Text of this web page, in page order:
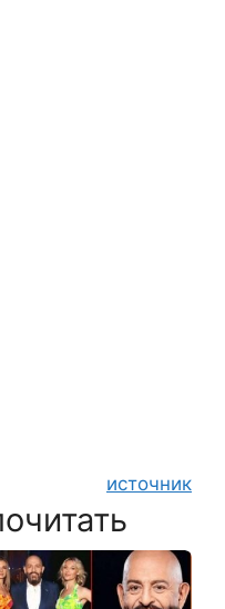
источник